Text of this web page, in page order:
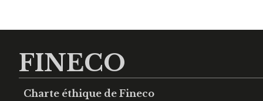
FINECO
Charte éthique de Fineco